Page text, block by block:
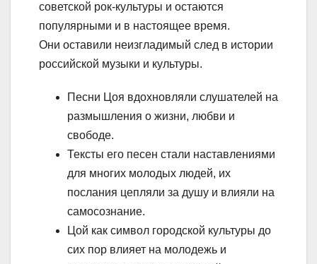
советской рок-культуры и остаются
популярными и в настоящее время.
Они оставили неизгладимый след в истории
российской музыки и культуры.
Песни Цоя вдохновляли слушателей на
размышления о жизни, любви и
свободе.
Тексты его песен стали наставлениями
для многих молодых людей, их
послания цепляли за душу и влияли на
самосознание.
Цой как символ городской культуры до
сих пор влияет на молодежь и